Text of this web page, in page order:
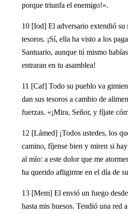
porque triunfa el enemigo!».
10 [Iod] El adversario extendió su
tesoros. ¡Sí, ella ha visto a los
Santuario, aunque tú mismo
entraran en tu asamblea!
11 [Caf] Todo su pueblo va
dan sus tesoros a cambio de
fuerzas. «¡Mira, Señor, y fíjate
12 [Lámed] ¡Todos ustedes, los
camino, fíjense bien y miren si
al mío: a este dolor que me
ha querido afligirme en el día de
13 [Mem] El envió un fuego
hasta mis huesos. Tendió una red